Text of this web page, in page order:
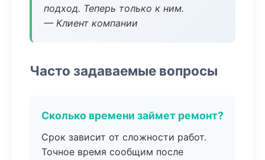
подход. Теперь только к ним.
— Клиент компании
Часто задаваемые вопросы
Сколько времени займет ремонт?
Срок зависит от сложности работ.
Точное время сообщим после